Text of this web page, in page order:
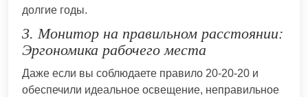
долгие годы.
3. Монитор на правильном расстоянии:
Эргономика рабочего места
Даже если вы соблюдаете правило 20-20-20 и
обеспечили идеальное освещение, неправильное